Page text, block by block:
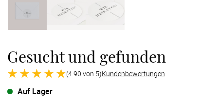
Gesucht und gefunden
(4.90 von 5)Kundenbewertungen
Auf Lager